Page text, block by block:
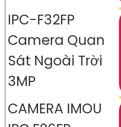
IPC-F32FP
Camera Quan
Sát Ngoài Trời
3MP
CAMERA IMOU